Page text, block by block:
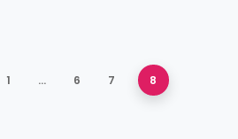
1 … 6 7 8